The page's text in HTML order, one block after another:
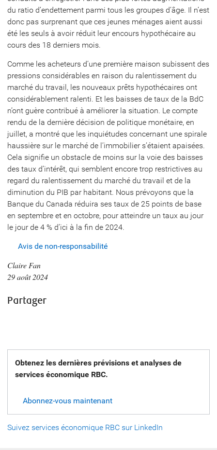
du ratio d’endettement parmi tous les groupes d’âge. Il n’est
donc pas surprenant que ces jeunes ménages aient aussi
été les seuls à avoir réduit leur encours hypothécaire au
cours des 18 derniers mois.
Comme les acheteurs d’une première maison subissent des
pressions considérables en raison du ralentissement du
marché du travail, les nouveaux prêts hypothécaires ont
considérablement ralenti. Et les baisses de taux de la BdC
n’ont guère contribué à améliorer la situation. Le compte
rendu de la dernière décision de politique monétaire, en
juillet, a montré que les inquiétudes concernant une spirale
haussière sur le marché de l’immobilier s’étaient apaisées.
Cela signifie un obstacle de moins sur la voie des baisses
des taux d’intérêt, qui semblent encore trop restrictives au
regard du ralentissement du marché du travail et de la
diminution du PIB par habitant. Nous prévoyons que la
Banque du Canada réduira ses taux de 25 points de base
en septembre et en octobre, pour atteindre un taux au jour
le jour de 4 % d’ici à la fin de 2024.
Avis de non-responsabilité
Claire Fan
29 août 2024
Partager
Obtenez les dernières prévisions et analyses de
services économique RBC.
Abonnez-vous maintenant
Suivez services économique RBC sur LinkedIn